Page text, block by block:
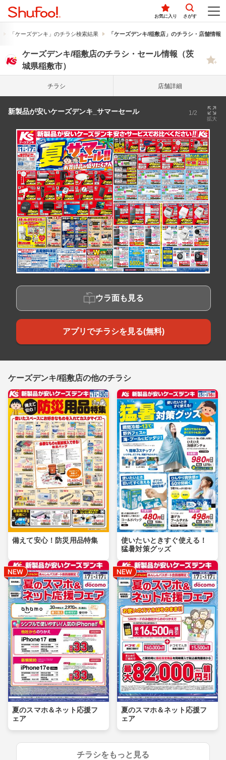
お気に入り さがす
「ケーズデンキ」のチラシ検索結果 「ケーズデンキ/稲敷店」のチラシ・店舗情報
ケーズデンキ/稲敷店のチラシ・セール情報（茨
城県稲敷市）
チラシ 店舗詳細
新製品が安いケーズデンキ_サマーセール 1/2
拡大
ウラ面も見る
アプリでチラシを見る(無料)
ケーズデンキ/稲敷店の他のチラシ
備えて安心！防災用品特集
使いたいときすぐ使える！
猛暑対策グッズ
夏のスマホ＆ネット応援フ
ェア
夏のスマホ＆ネット応援フ
ェア
チラシをもっと見る